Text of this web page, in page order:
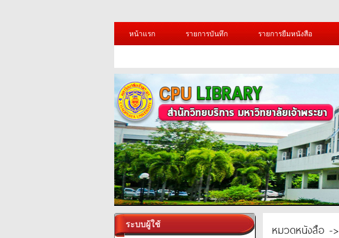
หน้าแรก
รายการบันทึก รายการยืมหนังสือ
ระบบผู้ใช้ หมวดหนังสือ ->